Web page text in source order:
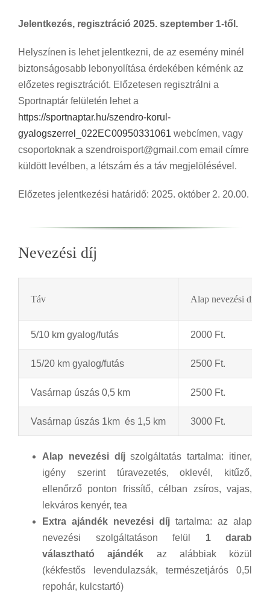
Jelentkezés, regisztráció 2025. szeptember 1-től.
Helyszínen is lehet jelentkezni, de az esemény minél
biztonságosabb lebonyolítása érdekében kérnénk az
előzetes regisztrációt. Előzetesen regisztrálni a
Sportnaptár felületén lehet a
https://sportnaptar.hu/szendro-korul-
gyalogszerrel_022EC00950331061 webcímen, vagy
csoportoknak a szendroisport@gmail.com email címre
küldött levélben, a létszám és a táv megjelölésével.
Előzetes jelentkezési határidő: 2025. október 2. 20.00.
Nevezési díj
Táv Alap nevezési díj
5/10 km gyalog/futás 2000 Ft.
15/20 km gyalog/futás 2500 Ft.
Vasárnap úszás 0,5 km 2500 Ft.
Vasárnap úszás 1km és 1,5 km 3000 Ft.
Alap nevezési díjszolgáltatás tartalma: itiner,
igény szerint túravezetés, oklevél, kitűző,
ellenőrző ponton frissítő, célban zsíros, vajas,
lekváros kenyér, tea
Extra ajándék nevezési díj tartalma: az alap
nevezési szolgáltatáson felül 1 darab
választható ajándék az alábbiak közül
(kékfestős levendulazsák, természetjárós 0,5l
repohár, kulcstartó)